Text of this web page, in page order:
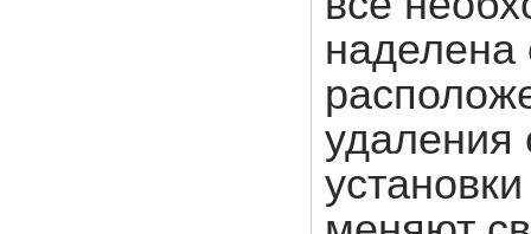
наделена
удаления